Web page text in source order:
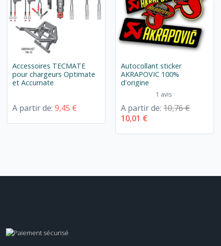
Accessoires TECMATE
pour chargeurs Optimate
et Accumate
A partir de:9,45 €
Autocollant sticker
AKRAPOVIC 100%
d'origine
1 avis
A partir de:10,76 €
10,01 €